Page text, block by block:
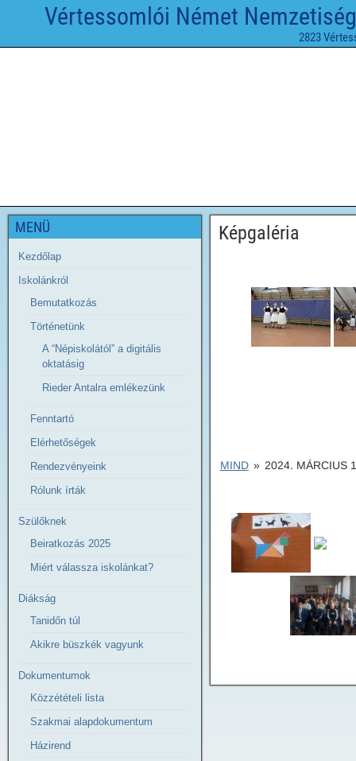
Vértessomlói Német
2823
Képgaléria
MIND » 2024. MÁRCIUS
MENÜ
Kezdőlap
Iskolánkról
Bemutatkozás
Történetünk
A “Népiskolától” a digitális
oktatásig
Rieder Antalra emlékezünk
Fenntartó
Elérhetőségek
Rendezvényeink
Rólunk írták
Szülőknek
Beiratkozás 2025
Miért válassza iskolánkat?
Diákság
Tanidőn túl
Akikre büszkék vagyunk
Dokumentumok
Közzétételi lista
Szakmai alapdokumentum
Házirend